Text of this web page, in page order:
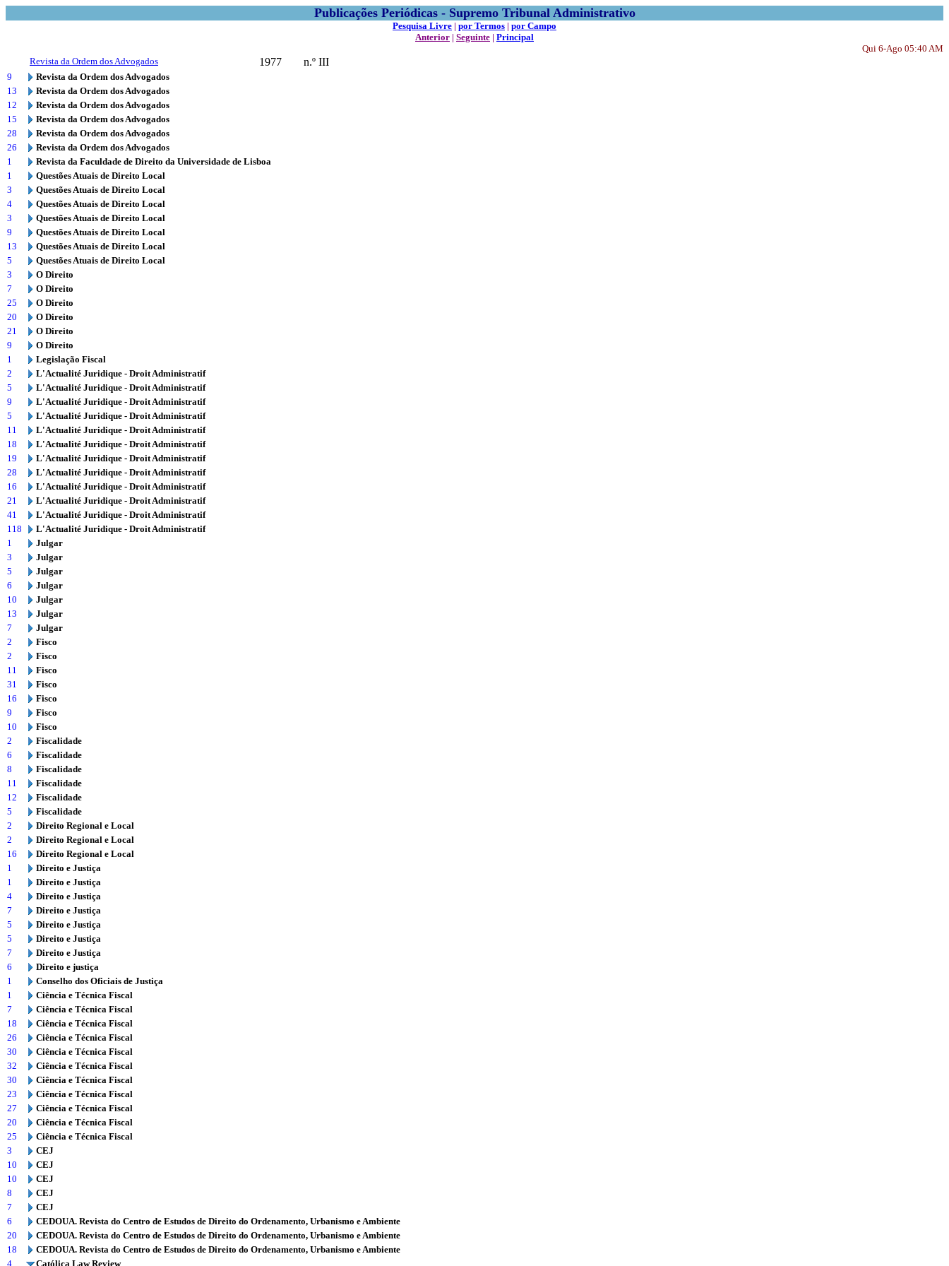
Publicações Periódicas - Supremo Tribunal Administrativo
Pesquisa Livre | por Termos | por Campo
Anterior | Seguinte | Principal
Qui 6-Ago 05:40 AM
Revista da Ordem dos Advogados
1977 n.º III
9
Revista da Ordem dos Advogados
13
Revista da Ordem dos Advogados
12
Revista da Ordem dos Advogados
15
Revista da Ordem dos Advogados
28
Revista da Ordem dos Advogados
26
Revista da Ordem dos Advogados
1
Revista da Faculdade de Direito da Universidade de Lisboa
1
Questões Atuais de Direito Local
3
Questões Atuais de Direito Local
4
Questões Atuais de Direito Local
3
Questões Atuais de Direito Local
9
Questões Atuais de Direito Local
13
Questões Atuais de Direito Local
5
Questões Atuais de Direito Local
3
O Direito
7
O Direito
25
O Direito
20
O Direito
21
O Direito
9
O Direito
1
Legislação Fiscal
2
L'Actualité Juridique - Droit Administratif
5
L'Actualité Juridique - Droit Administratif
9
L'Actualité Juridique - Droit Administratif
5
L'Actualité Juridique - Droit Administratif
11
L'Actualité Juridique - Droit Administratif
18
L'Actualité Juridique - Droit Administratif
19
L'Actualité Juridique - Droit Administratif
28
L'Actualité Juridique - Droit Administratif
16
L'Actualité Juridique - Droit Administratif
21
L'Actualité Juridique - Droit Administratif
41
L'Actualité Juridique - Droit Administratif
118
L'Actualité Juridique - Droit Administratif
1
Julgar
3
Julgar
5
Julgar
6
Julgar
10
Julgar
13
Julgar
7
Julgar
2
Fisco
2
Fisco
11
Fisco
31
Fisco
16
Fisco
9
Fisco
10
Fisco
2
Fiscalidade
6
Fiscalidade
8
Fiscalidade
11
Fiscalidade
12
Fiscalidade
5
Fiscalidade
2
Direito Regional e Local
2
Direito Regional e Local
16
Direito Regional e Local
1
Direito e Justiça
1
Direito e Justiça
4
Direito e Justiça
7
Direito e Justiça
5
Direito e Justiça
5
Direito e Justiça
7
Direito e Justiça
6
Direito e justiça
1
Conselho dos Oficiais de Justiça
1
Ciência e Técnica Fiscal
7
Ciência e Técnica Fiscal
18
Ciência e Técnica Fiscal
26
Ciência e Técnica Fiscal
30
Ciência e Técnica Fiscal
32
Ciência e Técnica Fiscal
30
Ciência e Técnica Fiscal
23
Ciência e Técnica Fiscal
27
Ciência e Técnica Fiscal
20
Ciência e Técnica Fiscal
25
Ciência e Técnica Fiscal
3
CEJ
10
CEJ
10
CEJ
8
CEJ
7
CEJ
6
CEDOUA. Revista do Centro de Estudos de Direito do Ordenamento, Urbanismo e Ambiente
20
CEDOUA. Revista do Centro de Estudos de Direito do Ordenamento, Urbanismo e Ambiente
18
CEDOUA. Revista do Centro de Estudos de Direito do Ordenamento, Urbanismo e Ambiente
4
Católica Law Review